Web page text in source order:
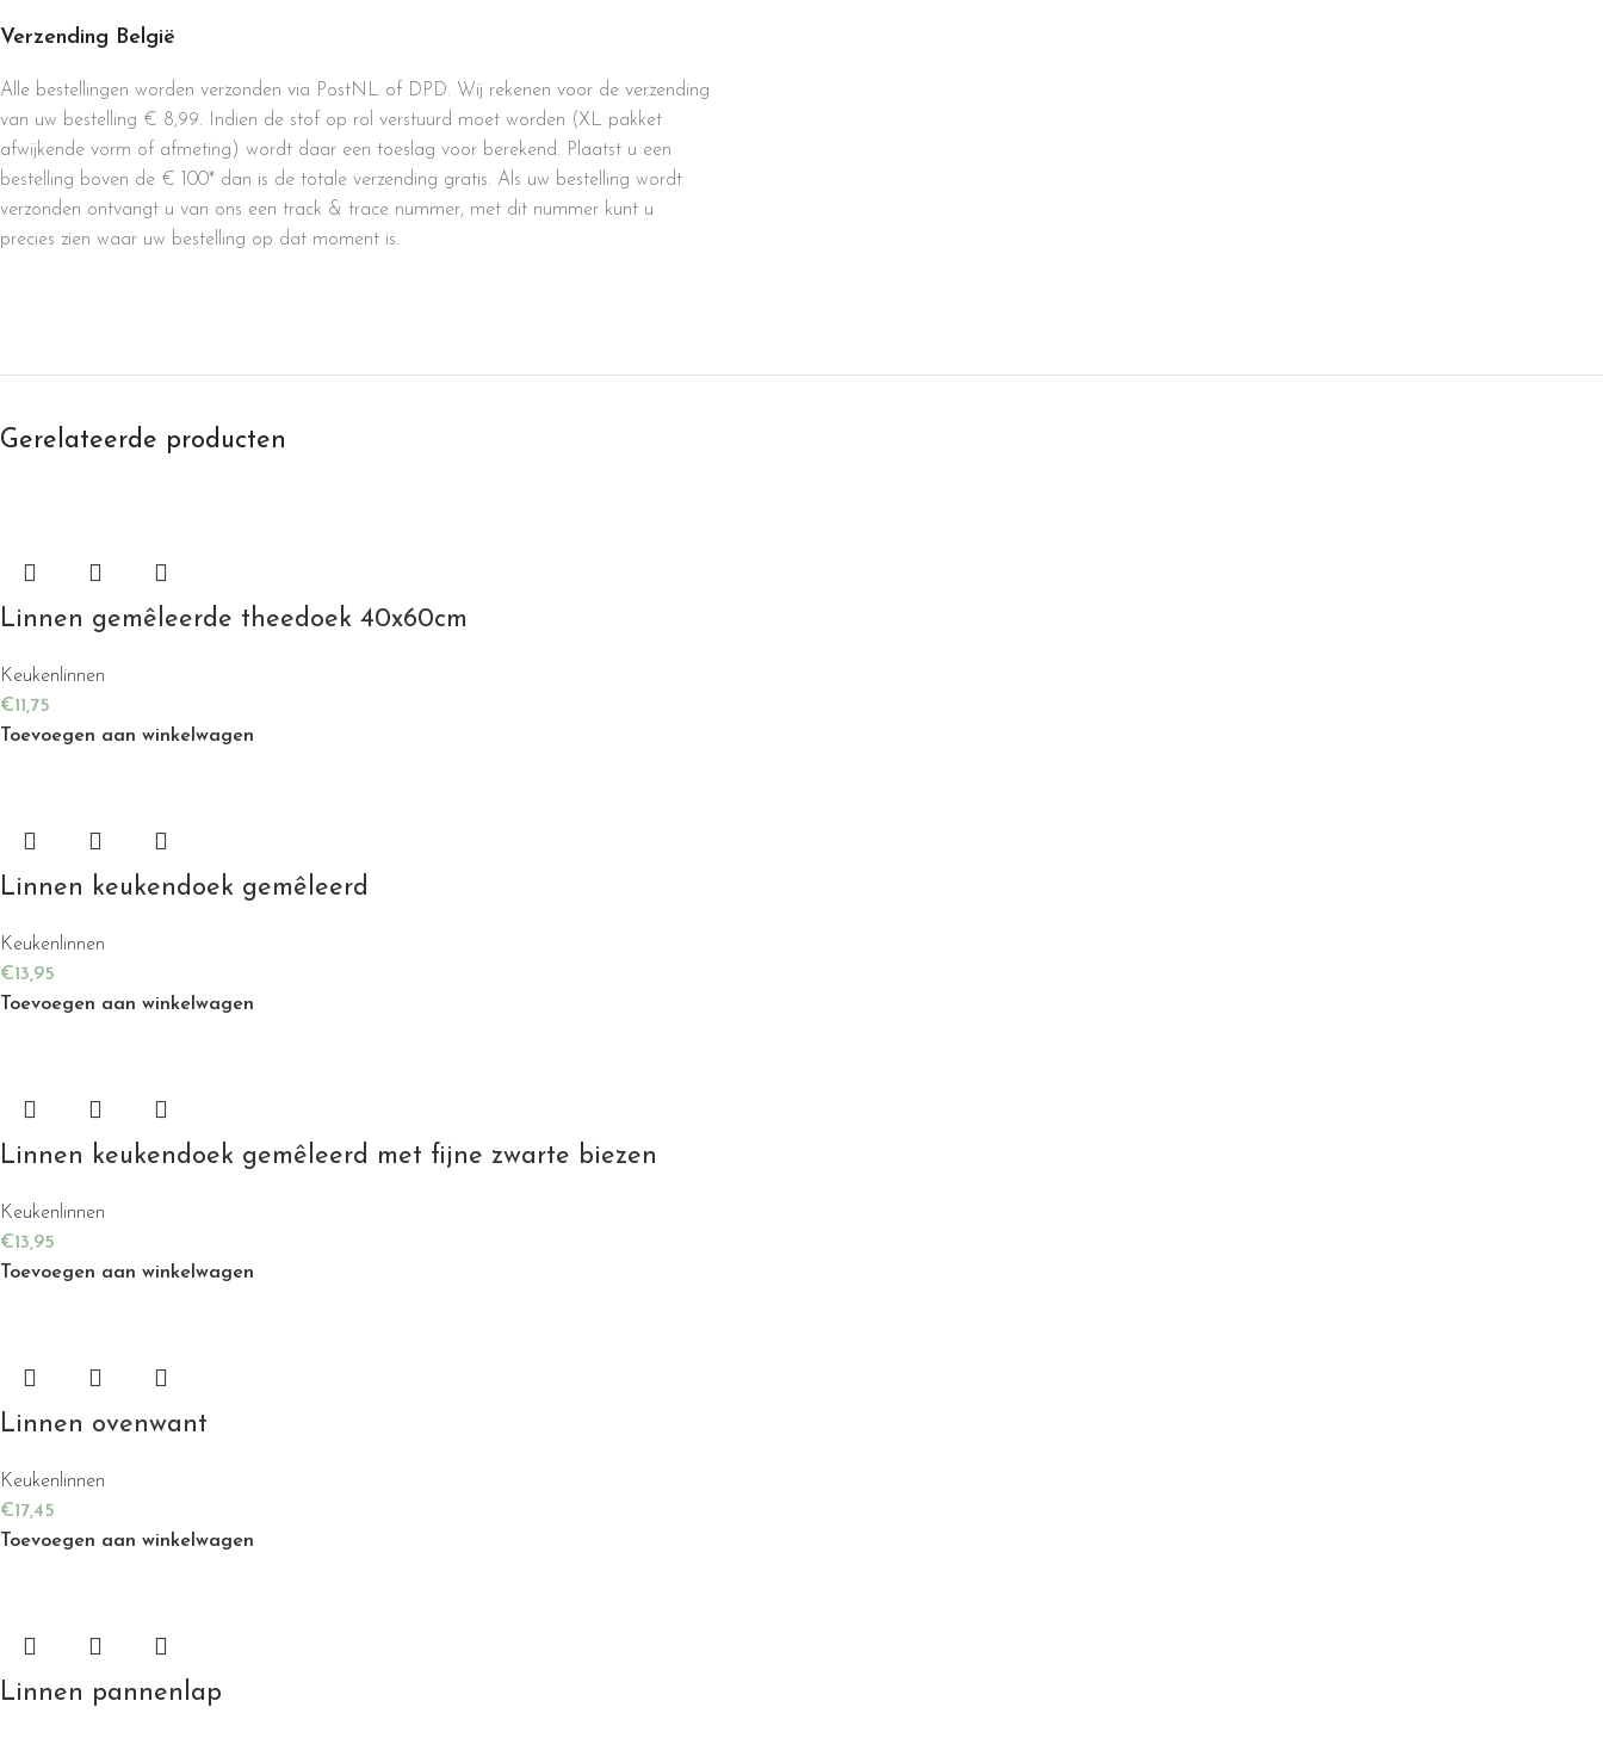
Verzending België
Alle bestellingen worden verzonden via PostNL of DPD. Wij rekenen voor de verzending
van uw bestelling € 8,99. Indien de stof op rol verstuurd moet worden (XL pakket
afwijkende vorm of afmeting) wordt daar een toeslag voor berekend. Plaatst u een
bestelling boven de € 100* dan is de totale verzending gratis. Als uw bestelling wordt
verzonden ontvangt u van ons een track & trace nummer, met dit nummer kunt u
precies zien waar uw bestelling op dat moment is.
Gerelateerde producten
Linnen gemêleerde theedoek 40x60cm
Keukenlinnen
€11,75
Toevoegen aan winkelwagen
Linnen keukendoek gemêleerd
Keukenlinnen
€13,95
Toevoegen aan winkelwagen
Linnen keukendoek gemêleerd met fijne zwarte biezen
Keukenlinnen
€13,95
Toevoegen aan winkelwagen
Linnen ovenwant
Keukenlinnen
€17,45
Toevoegen aan winkelwagen
Linnen pannenlap